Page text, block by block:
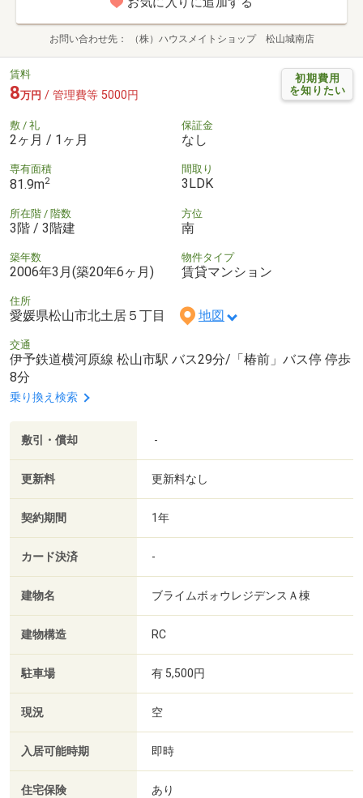
お問い合わせ先 （株）ハウスメイトショップ 松山城南店
初期費用
を知りたい
賃料
8万円 / 管理費等 5000円
敷 / 礼
2ヶ月 / 1ヶ月
保証金
なし
専有面積
81.9m2
間取り
3LDK
所在階 / 階数
3階 / 3階建
方位
南
築年数
2006年3月(築20年6ヶ月)
物件タイプ
賃貸マンション
住所
愛媛県松山市北土居５丁目 地図
交通
伊予鉄道横河原線 松山市駅 バス29分/「椿前」バス停 停歩
8分
乗り換え検索
敷引・償却 -
更新料 更新料なし
契約期間 1年
カード決済 -
建物名 ブライムボォウレジデンスＡ棟
建物構造 RC
駐車場 有 5,500円
現況 空
入居可能時期 即時
住宅保険 あり